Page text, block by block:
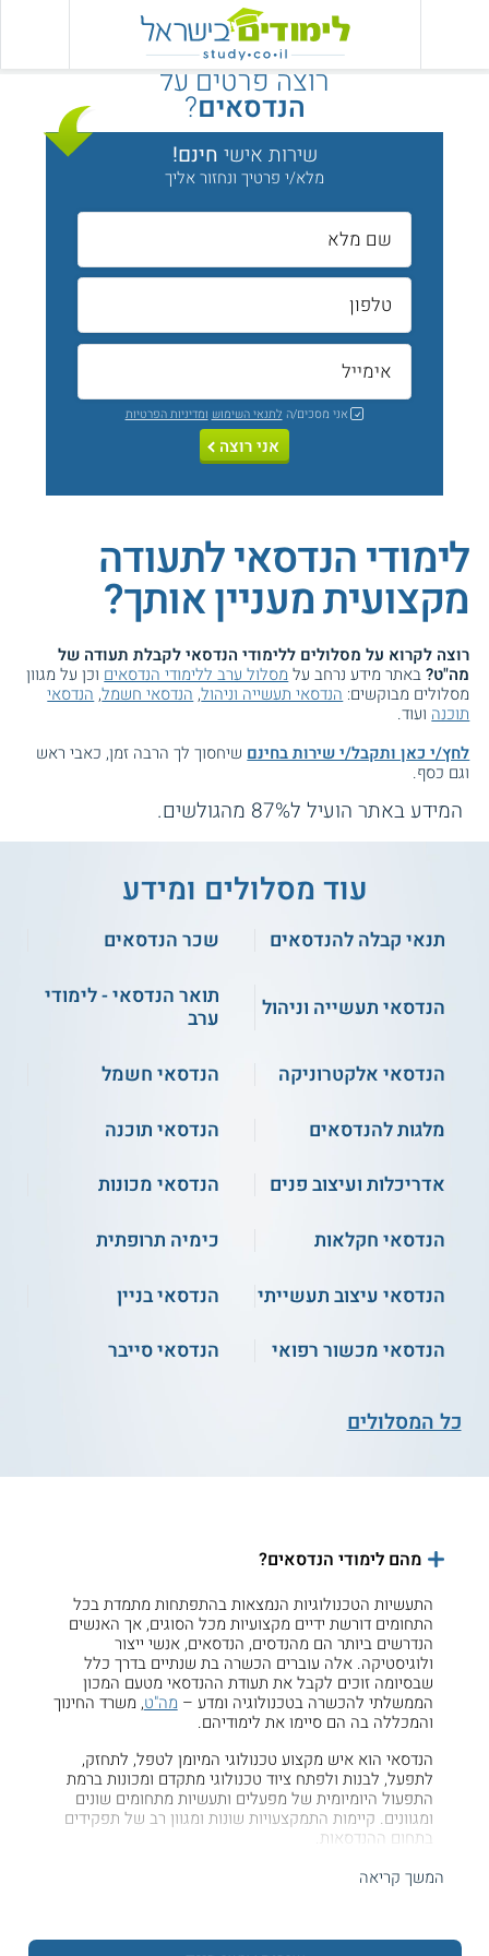
לימודי הנדסאי לתעודה
מקצועית מעניין אותך?
רוצה לקרוא על מסלולים ללימודי הנדסאי לקבלת תעודה של
מה"ט?באתר מידע נרחב על מסלול ערב ללימודי הנדסאים וכן על מגוון
מסלולים מבוקשים: הנדסאי תעשייה וניהול, הנדסאי חשמל, הנדסאי
תוכנה ועוד.
לחץ/י כאן ותקבל/י שירות בחינם שיחסוך לך הרבה זמן, כאבי ראש
וגם כסף.
המידע באתר הועיל ל87% מהגולשים.
רוצה פרטים על
הנדסאים?
שירות אישי חינם!
מלא/י פרטיך ונחזור אליך
אני מסכים/ה לתנאי השימוש ומדיניות הפרטיות
אני רוצה
עוד מסלולים ומידע
תנאי קבלה להנדסאים שכר הנדסאים
הנדסאי תעשייה וניהול
תואר הנדסאי - לימודי
ערב
הנדסאי אלקטרוניקה
הנדסאי חשמל
מלגות להנדסאים
הנדסאי תוכנה
אדריכלות ועיצוב פנים
הנדסאי מכונות
הנדסאי חקלאות
כימיה תרופתית
הנדסאי עיצוב תעשייתי
הנדסאי בניין
הנדסאי מכשור רפואי
הנדסאי סייבר
כל המסלולים
מהם לימודי הנדסאים?
התעשיות הטכנולוגיות הנמצאות בהתפתחות מתמדת בכל
התחומים דורשת ידיים מקצועיות מכל הסוגים, אך האנשים
הנדרשים ביותר הם מהנדסים, הנדסאים, אנשי ייצור
ולוגיסטיקה. אלה עוברים הכשרה בת שנתיים בדרך כלל
שבסיומה זוכים לקבל את תעודת ההנדסאי מטעם המכון
הממשלתי להכשרה בטכנולוגיה ומדע – מה"ט, משרד החינוך
והמכללה בה הם סיימו את לימודיהם.
הנדסאי הוא איש מקצוע טכנולוגי המיומן לטפל, לתחזק,
לתפעל, לבנות ולפתח ציוד טכנולוגי מתקדם ומכונות ברמת
התפעול היומיומית של מפעלים ותעשיות מתחומים שונים
ומגוונים. קיימות התמקצעויות שונות ומגוון רב של תפקידים
בתחום ההנדסאות.
איזה מסלולי הנדסאים קיימים?
קיימות מגוון מגמות לימודי הנדסאים, אלה מוגדרות על ידי
המשך קריאה